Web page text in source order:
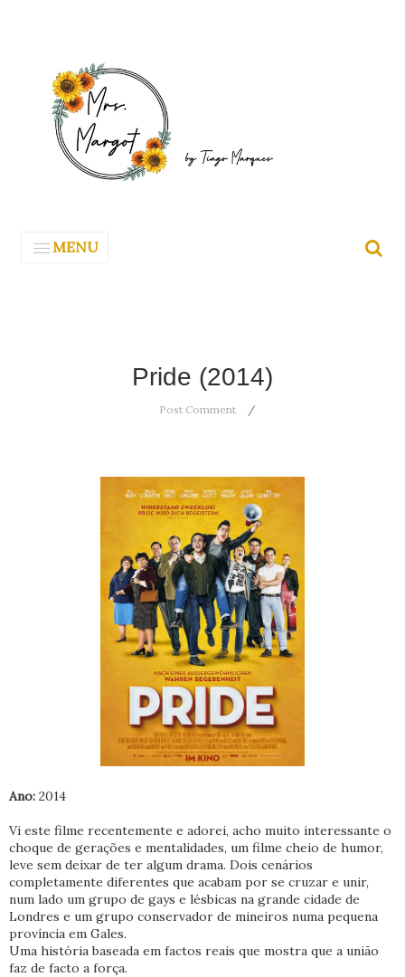
MENU
Pride (2014)
Post Comment
Ano: 2014
Vi este filme recentemente e adorei, acho muito interessante o
choque de gerações e mentalidades, um filme cheio de humor,
leve sem deixar de ter algum drama. Dois cenários
completamente diferentes que acabam por se cruzar e unir,
num lado um grupo de gays e lésbicas na grande cidade de
Londres e um grupo conservador de mineiros numa pequena
província em Gales.
Uma história baseada em factos reais que mostra que a união
faz de facto a força.